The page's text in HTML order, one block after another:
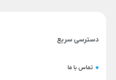
دسترسی سریع
تماس با ما